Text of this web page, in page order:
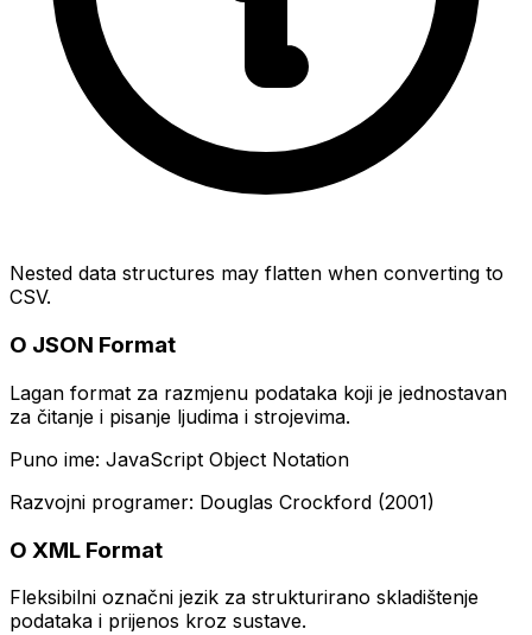
Nested data structures may flatten when converting to
CSV.
O JSON Format
Lagan format za razmjenu podataka koji je jednostavan
za čitanje i pisanje ljudima i strojevima.
Puno ime: JavaScript Object Notation
Razvojni programer: Douglas Crockford (2001)
O XML Format
Fleksibilni označni jezik za strukturirano skladištenje
podataka i prijenos kroz sustave.